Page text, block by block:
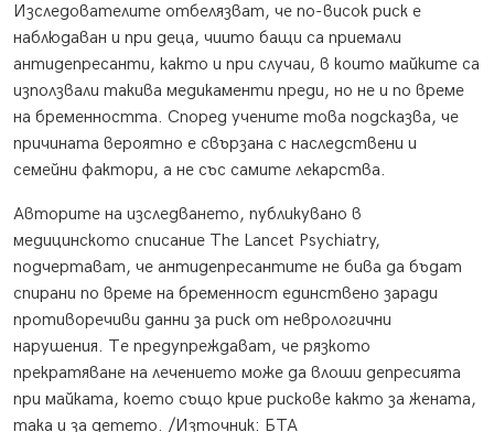
Изследователите отбелязват, че по-висок риск е
наблюдаван и при деца, чиито бащи са приемали
антидепресанти, както и при случаи, в които майките са
използвали такива медикаменти преди, но не и по време
на бременността. Според учените това подсказва, че
причината вероятно е свързана с наследствени и
семейни фактори, а не със самите лекарства.
Авторите на изследването, публикувано в
медицинското списание The Lancet Psychiatry,
подчертават, че антидепресантите не бива да бъдат
спирани по време на бременност единствено заради
противоречиви данни за риск от неврологични
нарушения. Те предупреждават, че рязкото
прекратяване на лечението може да влоши депресията
при майката, което също крие рискове както за жената,
така и за детето. /Източник: БТА